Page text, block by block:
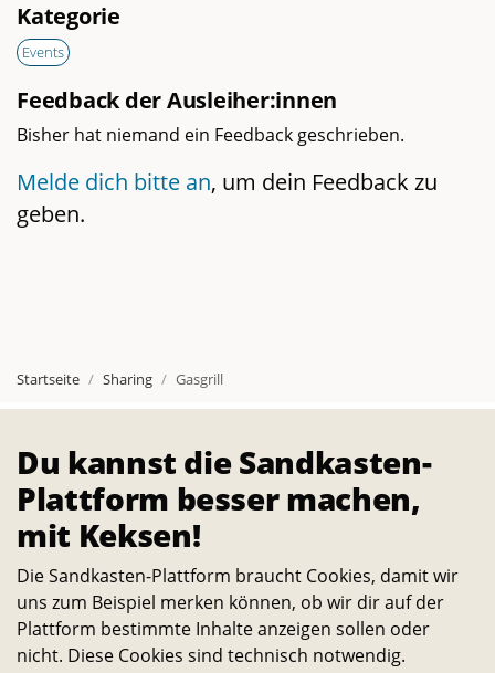
Kategorie
Events
Feedback der Ausleiher:innen
Bisher hat niemand ein Feedback geschrieben.
Melde dich bitte an, um dein Feedback zu
geben.
Startseite Sharing Gasgrill
Die Sandkasten-Plattform ist für alle, die ein Interesse
daran haben, das Leben auf dem Campus und in der
Stadt noch lebenswerter und nachhaltiger zu machen.
Alle Studierenden, Mitarbeitenden und
Wissenschaftler:innen können Ideen dazu einreichen
und selbst verwirklichen. – Ein Angebot des
Transferservice.
Du kannst die Sandkasten-
Plattform besser machen,
mit Keksen!
Die Sandkasten-Plattform braucht Cookies, damit wir
uns zum Beispiel merken können, ob wir dir auf der
Plattform bestimmte Inhalte anzeigen sollen oder
nicht. Diese Cookies sind technisch notwendig.